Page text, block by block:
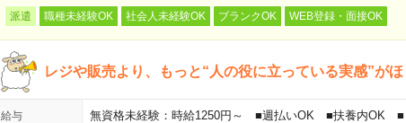
派遣 職種未経験OK 社会人未経験OK ブランクOK WEB登録・面接OK
レジや販売より、もっと“人の役に立っている実感”が
給与 無資格未経験：時給1250円～ ■週払いOK ■扶養内OK ■